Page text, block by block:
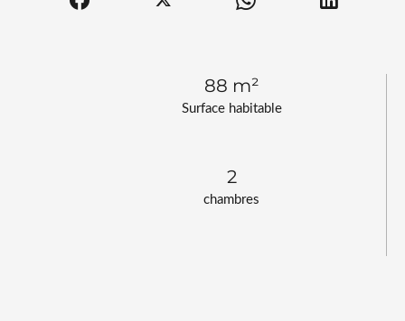
Surface habitable
88 m²
chambres
2